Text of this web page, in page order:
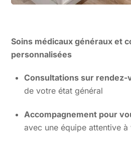
Soins médicaux généraux et
personnalisées
Consultations sur rendez-
de votre état général
Accompagnement pour
avec une équipe attentive à